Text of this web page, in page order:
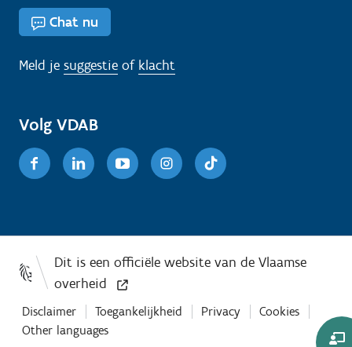
Chat nu
Meld je suggestie of klacht
Volg VDAB
FacebookLinkedinYoutubeInstagram
Disclaimer Toegankelijkheid Privacy
Cookies
Other languages